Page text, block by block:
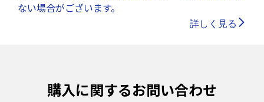
ない場合がございます。
詳しく見る
購入に関するお問い合わせ